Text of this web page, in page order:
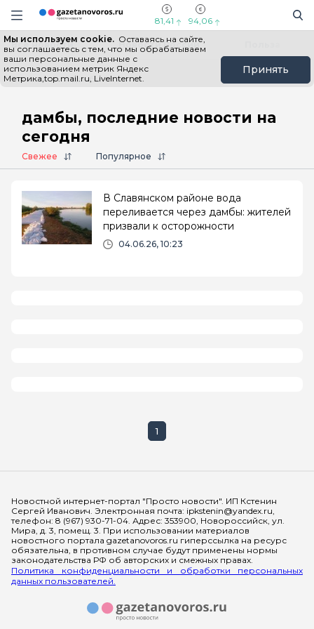
Информационный портал "ГазетаНоворос.ру"
Навигация сайта
81,41 94,06
Мы используем cookie. Оставаясь на сайте,
вы соглашаетесь с тем, что мы обрабатываем
ваши персональные данные с
использованием метрик Яндекс
Метрика,top.mail.ru, LiveInternet.
Принять
Все новости Новости России
Главная # дамбы
дамбы, последние новости на
сегодня
Свежее Популярное
В Славянском районе вода
переливается через дамбы: жителей
призвали к осторожности
04.06.26, 10:23
1
Новостной интернет-портал "Просто новости". ИП Кстенин
Сергей Иванович. Электронная почта: ipkstenin@yandex.ru,
телефон: 8 (967) 930-71-04. Адрес: 353900, Новороссийск, ул.
Мира, д. 3, помещ. 3. При использовании материалов
новостного портала gazetanovoros.ru гиперссылка на ресурс
обязательна, в противном случае будут применены нормы
законодательства РФ об авторских и смежных правах.
Политика конфиденциальности и обработки персональных
данных пользователей.